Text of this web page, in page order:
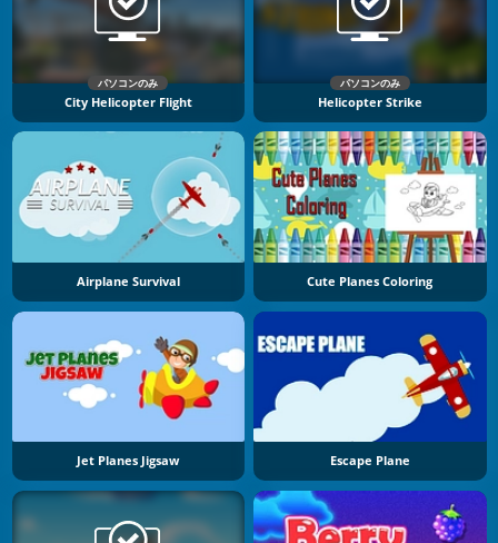
パソコンのみ
City Helicopter Flight
パソコンのみ
Helicopter Strike
Airplane Survival Cute Planes Coloring
Jet Planes Jigsaw Escape Plane